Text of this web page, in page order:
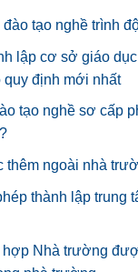
tạo nghề trình
lập cơ sở giáo
quy định mới nhất
tạo nghề sơ cấp
thêm ngoài nhà
thành lập trung
Nhà trường